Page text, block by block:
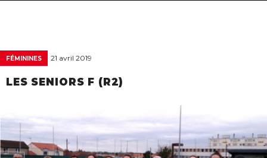
FÉMININES 21 avril 2019
LES SENIORS F (R2)